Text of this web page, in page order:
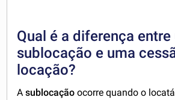
Qual é a diferença entre
sublocação e uma
locação?
Asublocação ocorre quando o